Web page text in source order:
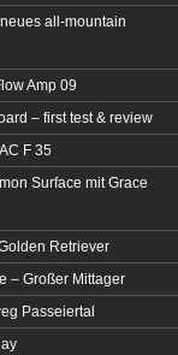
all-mountain
Amp 09
– first test & review
F 35
Surface mit Grace
Retriever
– Großer Mittager
Passeiertal